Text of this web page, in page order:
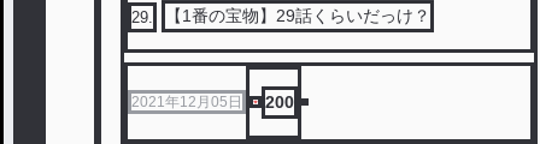
29 【1番の宝物】29話くらいだっけ？
2021年12月05日 200